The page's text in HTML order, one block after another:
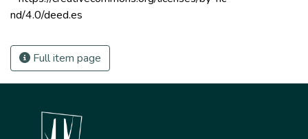
nd/4.0/deed.es
Full item page